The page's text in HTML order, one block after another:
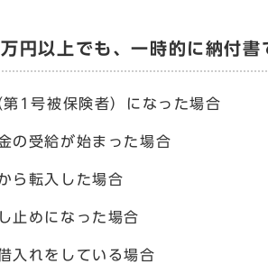
円以上でも、一時的に納付書
1号被保険者）になった場合
の受給が始まった場合
ら転入した場合
止めになった場合
入れをしている場合